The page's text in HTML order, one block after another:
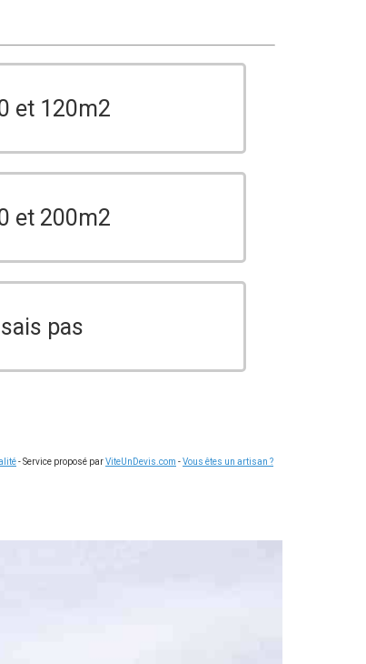
et 120m2
et 200m2
pas
- Service proposé parViteUnDevis.com -Vous êtes un artisan ?